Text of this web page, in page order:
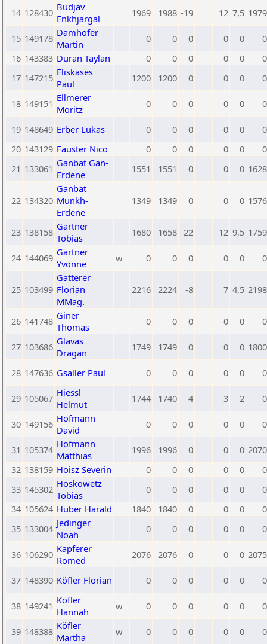
14 128430 Budjav
Enkhjargal
1969 1988 -19 12 7,5 1979
15 149178 Damhofer
Martin
0 0 0 0 0
0
16 143383 Duran Taylan 0 0 0 0 0
0
17 147215 Eliskases
Paul
1200 1200 0 0 0 0
18 149151 Ellmerer
Moritz
0 0 0 0 0 0
19 148649 Erber Lukas 0 0 0 0 0
0
20 143129 Fauster Nico 0 0 0 0 0
0
21 133061 Ganbat Gan-
Erdene
1551 1551 0 0 0 1628
22 134320
Ganbat
Munkh-
Erdene
1349 1349 0 0 0 1576
23 138158 Gartner
Tobias
1680 1658 22 12 9,5 1759
24 144069 Gartner
Yvonne
w 0 0 0 0 0 0
25 103499
Gatterer
Florian
MMag.
2216 2224 -8 7 4,5 2198
26 141748 Giner
Thomas
0 0 0 0 0 0
27 103686 Glavas
Dragan
1749 1749 0 0 0 1800
28 147636 Gsaller Paul 0 0 0 0 0 0
29 105067 Hiessl
Helmut
1744 1740 4 3 2 0
30 149156 Hofmann
David
0 0 0 0 0 0
31 105374 Hofmann
Matthias
1996 1996 0 0 0 2070
32 138159 Hoisz Severin 0 0 0 0 0
0
33 145302 Hoskowetz
Tobias
0 0 0 0 0
0
34 105624 Huber Harald 1840 1840 0 0 0
0
35 133004 Jedinger
Noah
0 0 0 0 0 0
36 106290 Kapferer
Romed
2076 2076 0 0 0 2075
37 148390 Köfler Florian 0 0 0 0 0 0
38 149241 Köfler
Hannah
w 0 0 0 0 0 0
39 148388 Köfler
Martha
w 0 0 0 0 0 0